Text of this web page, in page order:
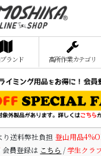
ランド 高所作業カテゴリ
送料弊社負担 登山用品
会員登録は こちら /学生クラ